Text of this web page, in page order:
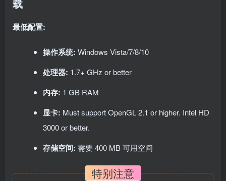
最低配置:
操作系统: Windows Vista/7/8/10
处理器: 1.7+ GHz or better
内存: 1 GB RAM
显卡: Must support OpenGL 2.1 or higher. Intel HD
3000 or better.
存储空间: 需要 400 MB 可用空间
特别注意